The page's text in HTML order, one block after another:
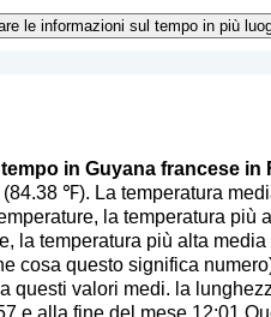
le informazioni sul tempo in più
tempo in Guyana francese
℉). La temperatura
la temperatura
la temperatura più alta
cosa questo significa numero
questi valori medi. la